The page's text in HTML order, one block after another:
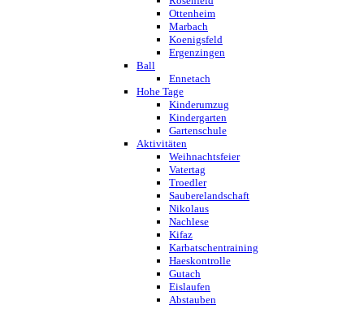
Ottenheim
Marbach
Koenigsfeld
Ergenzingen
Ball
Ennetach
Hohe Tage
Kinderumzug
Kindergarten
Gartenschule
Aktivitäten
Weihnachtsfeier
Vatertag
Troedler
Sauberelandschaft
Nikolaus
Nachlese
Kifaz
Karbatschentraining
Haeskontrolle
Gutach
Eislaufen
Abstauben